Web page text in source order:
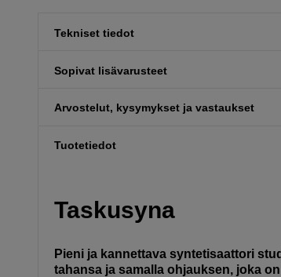
Tekniset tiedot
Sopivat lisävarusteet
Arvostelut, kysymykset ja vastaukset
Tuotetiedot
Taskusyna
Pieni ja kannettava syntetisaattori
tahansa ja samalla ohjauksen, joka